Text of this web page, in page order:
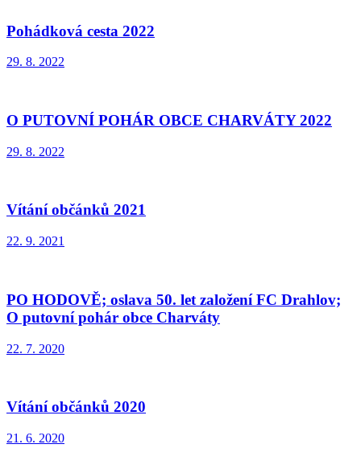
Pohádková cesta 2022
29. 8. 2022
O PUTOVNÍ POHÁR OBCE CHARVÁTY 2022
29. 8. 2022
Vítání občánků 2021
22. 9. 2021
PO HODOVĚ; oslava 50. let založení FC Drahlov;
O putovní pohár obce Charváty
22. 7. 2020
Vítání občánků 2020
21. 6. 2020